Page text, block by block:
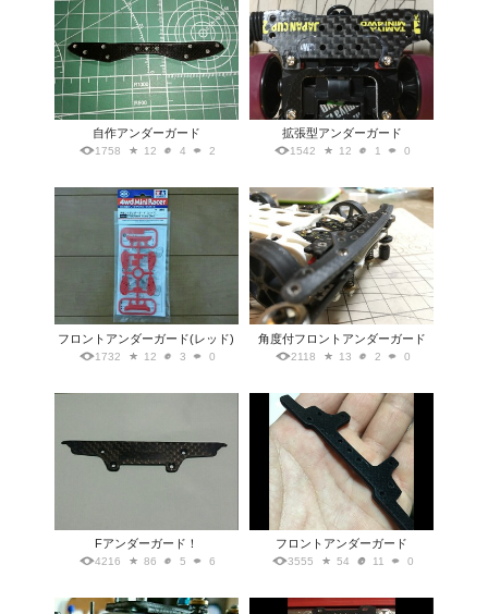
自作アンダーガード
1758 12 4 2
拡張型アンダーガード
1542 12 1 0
フロントアンダーガード(レッド)
1732 12 3 0
角度付フロントアンダーガード
2118 13 2 0
Fアンダーガード！
4216 86 5 6
フロントアンダーガード
3555 54 11 0